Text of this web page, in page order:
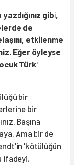
gibi,
de
etkilenme
Eğer öyleyse
Türk'
bir
bir
Başına
Ama bir de
'kötülüğün
ifadeyi,